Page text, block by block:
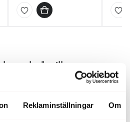
Reklaminställningar Om
också gillar